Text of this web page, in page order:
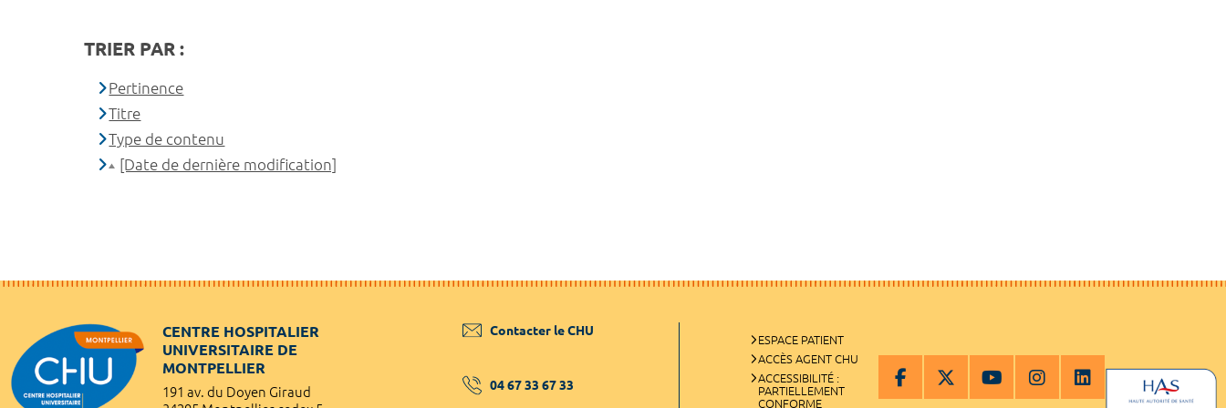
TRIER PAR :
Pertinence
Titre
Type de contenu
[Date de dernière modification]
CENTRE HOSPITALIER
UNIVERSITAIRE DE
MONTPELLIER
191 av. du Doyen Giraud
Contacter le CHU
04 67 33 67 33
ESPACE PATIENT
ACCÈS AGENT CHU
ACCESSIBILITÉ :
PARTIELLEMENT
CONFORME